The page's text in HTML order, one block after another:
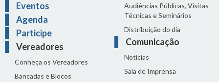
Eventos
Agenda
Participe
Vereadores
Conheça os Vereadores
Bancadas e Blocos
Audiências Públicas, Visitas
Técnicas e Seminários
Distribuição do dia
Comunicação
Notícias
Sala de Imprensa